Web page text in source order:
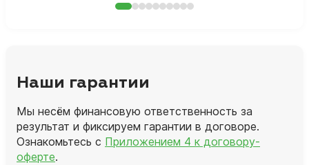
Наши гарантии
Мы несём финансовую ответственность за
результат и фиксируем гарантии в договоре.
Ознакомьтесь с Приложением 4 к договору-
оферте.